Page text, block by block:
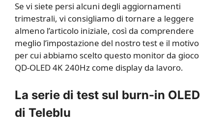
Se vi siete persi alcuni degli aggiornamenti
trimestrali, vi consigliamo di tornare a leggere
almeno l’articolo iniziale, così da comprendere
meglio l’impostazione del nostro test e il motivo
per cui abbiamo scelto questo monitor da gioco
QD-OLED 4K 240Hz come display da lavoro.
La serie di test sul burn-in OLED
di Teleblu